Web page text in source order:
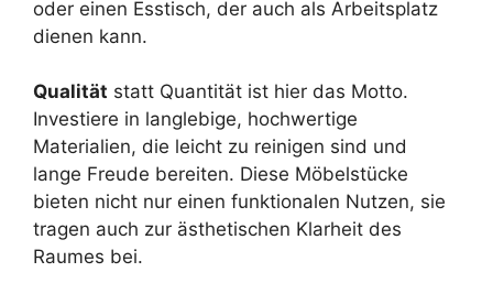
oder einen Esstisch, der auch als Arbeitsplatz
dienen kann.
Qualität statt Quantität ist hier das Motto.
Investiere in langlebige, hochwertige
Materialien, die leicht zu reinigen sind und
lange Freude bereiten. Diese Möbelstücke
bieten nicht nur einen funktionalen Nutzen, sie
tragen auch zur ästhetischen Klarheit des
Raumes bei.